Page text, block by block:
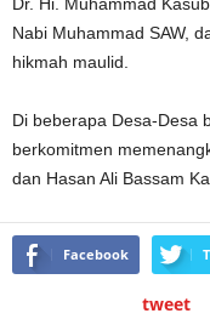
Nabi Muhammad SAW,
hikmah maulid.
Di beberapa Desa-Desa
berkomitmen
dan Hasan Ali Bassam
Facebook
tweet